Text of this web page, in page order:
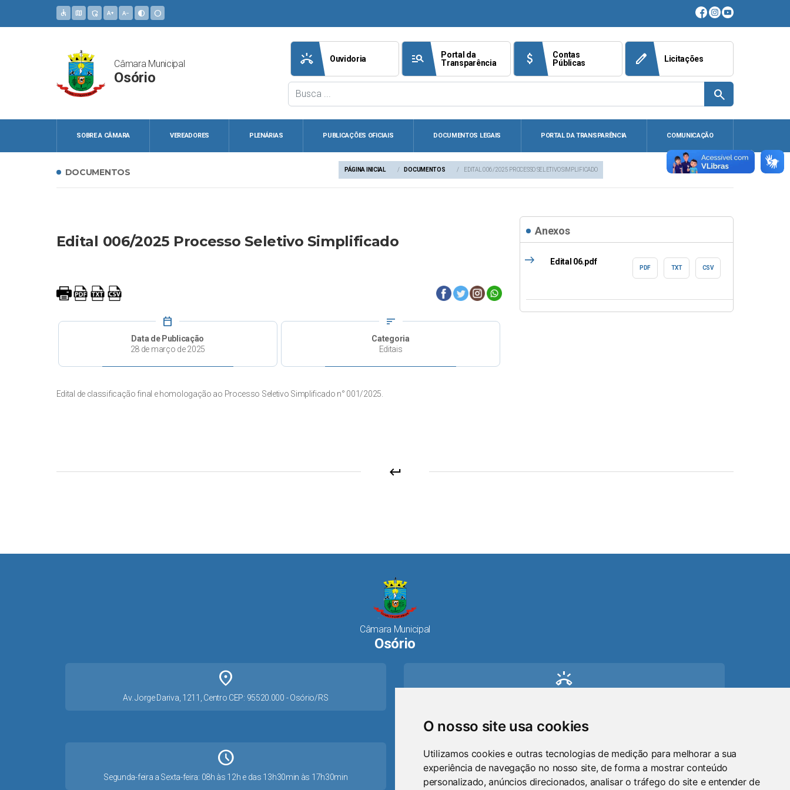
O nosso site usa cookies
Utilizamos cookies e outras tecnologias de medição para melhorar a sua
experiência de navegação no nosso site, de forma a mostrar conteúdo
personalizado, anúncios direcionados, analisar o tráfego do site e entender de
accessible map admin_panel_settings text_increase text_decrease contrast circle
Câmara Municipal
Osório
ring_volume Ouvidoria manage_search
Portal da
Transparência
attach_money
Contas
Públicas
edit Licitações
search
SOBRE A CÂMARA VEREADORES PLENÁRIAS PUBLICAÇÕES OFICIAIS DOCUMENTOS LEGAIS PORTAL DA TRANSPARÊNCIA COMUNICAÇÃO
DOCUMENTOS PÁGINA INICIAL DOCUMENTOS EDITAL 006/2025 PROCESSO SELETIVO SIMPLIFICADO
Edital 006/2025 Processo Seletivo Simplificado
calendar_today
Data de Publicação
28 de março de 2025
sort
Categoria
Editais
Edital de classificação final e homologação ao Processo Seletivo Simplificado n° 001/2025.
Anexos
east Edital 06.pdf
PDF TXT CSV
keyboard_return
Câmara Municipal
Osório
place
Av. Jorge Dariva, 1211, Centro CEP: 95520.000 - Osório/RS
ring_volume
Schedule
Segunda-feira a Sexta-feira: 08h às 12h e das 13h30min às 17h30min
mail
Email